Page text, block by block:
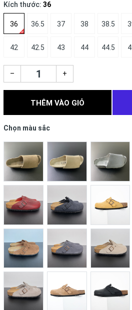
Kích thước: 36
36 36.5 37 38 38.5
42 42.5 43 44 44.5
– +
THÊM VÀO GIỎ
Chọn màu sắc